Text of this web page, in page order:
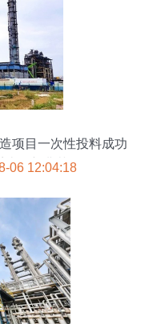
项目一次性投料成功
统性新典范
06 12:04:18